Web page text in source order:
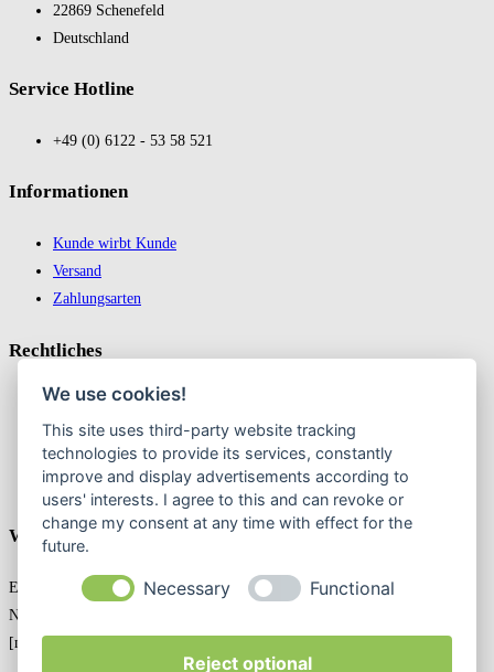
22869 Schene­feld
Deutsch­land
Service Hotline
+49 (0) 6122 - 53 58 521
In­for­ma­tio­nen
Kunde wirbt Kunde
Versand
Zahlungsarten
Recht­liches
Impressum
Datenschutz
AGB
Widerrufsbelehrung & Widerruf erklären
Weekly Newslatter
Entdecken Sie exklusive Angebote in unserem Online-Shop! Jetzt den
Newsletter abonnieren und nichts mehr verpassen!
[mailpoet_form id="1"]
We use cookies!
This site uses third-party website tracking
technologies to provide its services, constantly
improve and display advertisements according to
users' interests. I agree to this and can revoke or
change my consent at any time with effect for the
future.
Necessary Functional
Reject optional